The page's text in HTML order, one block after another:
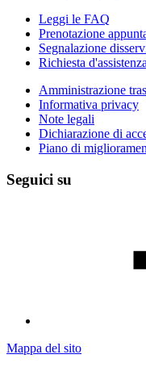
Leggi le FAQ
Prenotazione
Segnalazione
Richiesta d'assistenza
Amministrazione
Informativa privacy
Note legali
Dichiarazione di
Piano di
Seguici su
Mappa del sito